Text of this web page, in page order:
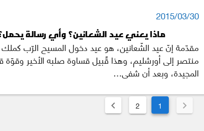
2015/03/30
ماذا يعني عيد الشعانين؟ وأي رسالة
مقدّمة إنّ عيد الشّعانين، هو عيد دخول المسيح الرّب
منتصر إلى أورشليم، وهذا قًبيل قساوة صلبه الأخير وقوّة
المجيدة، وبعد أن شفى…
1
2